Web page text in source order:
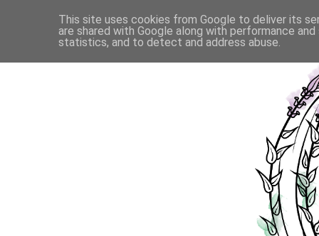
This site uses cookies from Google to deliver its
are shared with Google along with performance
statistics, and to detect and address abuse.